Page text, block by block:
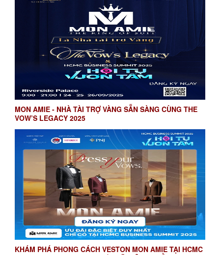
MON AMIE - NHÀ TÀI TRỢ VÀNG SẴN SÀNG CÙNG THE
VOW’S LEGACY 2025
KHÁM PHÁ PHONG CÁCH VESTON MON AMIE TẠI HCMC